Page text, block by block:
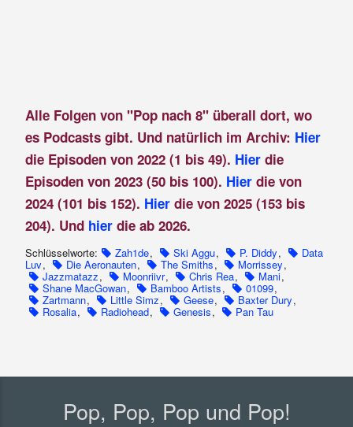
Alle Folgen von "Pop nach 8" überall dort, wo
es Podcasts gibt. Und natürlich im Archiv: Hier
die Episoden von 2022 (1 bis 49). Hierdie
Episoden von 2023 (50 bis 100). Hier die von
2024 (101 bis 152). Hier die von 2025 (153 bis
204). Und hier die ab 2026.
Schlüsselworte: Zah1de, Ski Aggu, P. Diddy, Data
Luv, Die Aeronauten, The Smiths, Morrissey,
Jazzmatazz, Moonriivr, Chris Rea, Mani,
Shane MacGowan, Bamboo Artists, 01099,
Zartmann, Little Simz, Geese, Baxter Dury,
Rosalia, Radiohead, Genesis, Pan Tau
Pop, Pop, Pop und Pop!